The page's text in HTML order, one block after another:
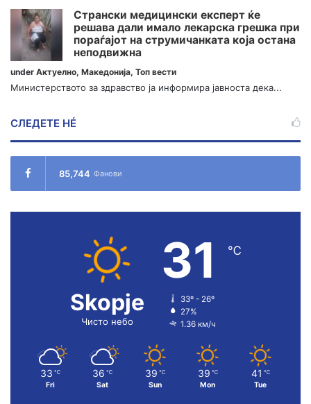
Странски медицински експерт ќе
решава дали имало лекарска грешка при
пораѓајот на струмичанката која остана
неподвижна
under Актуелно, Македонија, Топ вести
Министерството за здравство ја информира јавноста дека...
СЛЕДЕТЕ НÉ
85,744 Фанови
Skopje
Чисто небо
31 ℃
33º - 26º
27%
1.36 км/ч
33 ℃
Fri
36 ℃
Sat
39 ℃
Sun
39 ℃
Mon
41 ℃
Tue